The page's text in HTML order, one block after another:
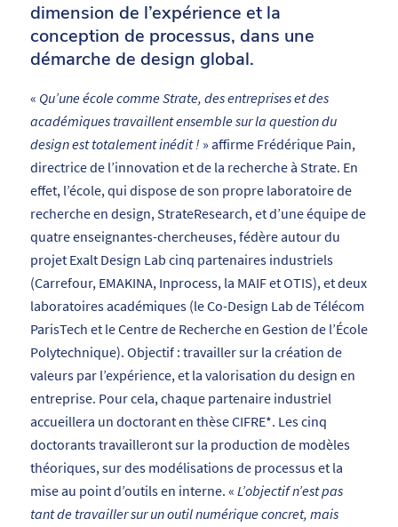
dimension de l’expérience et la
conception de processus, dans une
démarche de design global.
« Qu’une école comme Strate, des entreprises et des
académiques travaillent ensemble sur la question du
design est totalement inédit ! » affirme Frédérique Pain,
directrice de l’innovation et de la recherche à Strate. En
effet, l’école, qui dispose de son propre laboratoire de
recherche en design, StrateResearch, et d’une équipe de
quatre enseignantes-chercheuses, fédère autour du
projet Exalt Design Lab cinq partenaires industriels
(Carrefour, EMAKINA, Inprocess, la MAIF et OTIS), et deux
laboratoires académiques (le Co-Design Lab de Télécom
ParisTech et le Centre de Recherche en Gestion de l’École
Polytechnique). Objectif : travailler sur la création de
valeurs par l’expérience, et la valorisation du design en
entreprise. Pour cela, chaque partenaire industriel
accueillera un doctorant en thèse CIFRE*. Les cinq
doctorants travailleront sur la production de modèles
théoriques, sur des modélisations de processus et la
mise au point d’outils en interne. « L’objectif n’est pas
tant de travailler sur un outil numérique concret, mais